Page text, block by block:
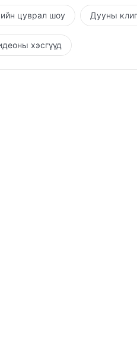
бөгөөд биеийн хэмжээ нь
олж авдаг тул
байдаг ба тэрээр хурдан
уу Сатаны ажлыг туулдаг
туршлагад орох огт
тэдний хувьд
цуврал шоу Дууны
хэсгүүд